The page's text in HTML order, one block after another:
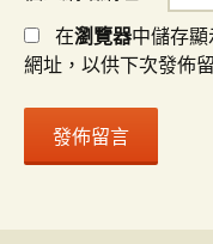
在瀏覽器中儲存
網址，以供下次發佈